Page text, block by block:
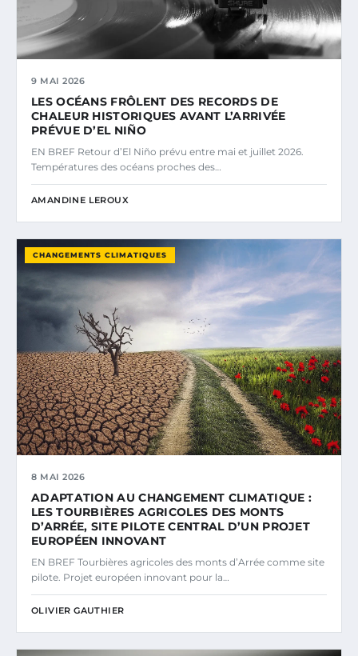
9 MAI 2026
LES OCÉANS FRÔLENT DES RECORDS DE
CHALEUR HISTORIQUES AVANT L’ARRIVÉE
PRÉVUE D’EL NIÑO
EN BREF Retour d’El Niño prévu entre mai et juillet 2026.
Températures des océans proches des…
AMANDINE LEROUX
CHANGEMENTS CLIMATIQUES
8 MAI 2026
ADAPTATION AU CHANGEMENT CLIMATIQUE :
LES TOURBIÈRES AGRICOLES DES MONTS
D’ARRÉE, SITE PILOTE CENTRAL D’UN PROJET
EUROPÉEN INNOVANT
EN BREF Tourbières agricoles des monts d’Arrée comme site
pilote. Projet européen innovant pour la…
OLIVIER GAUTHIER